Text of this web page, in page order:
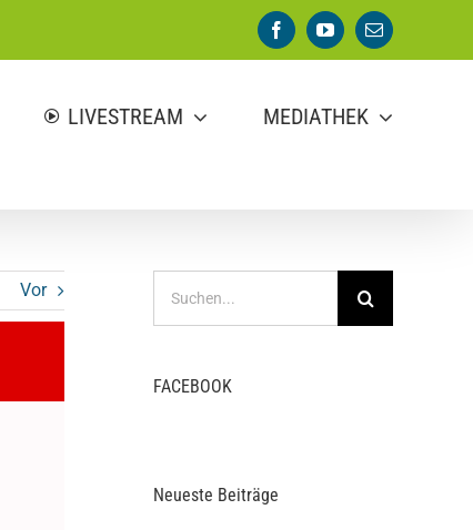
FacebookYouTube
E-
Mail
LIVESTREAM MEDIATHEK
Vor
nach:
FACEBOOK
Neueste Beiträge